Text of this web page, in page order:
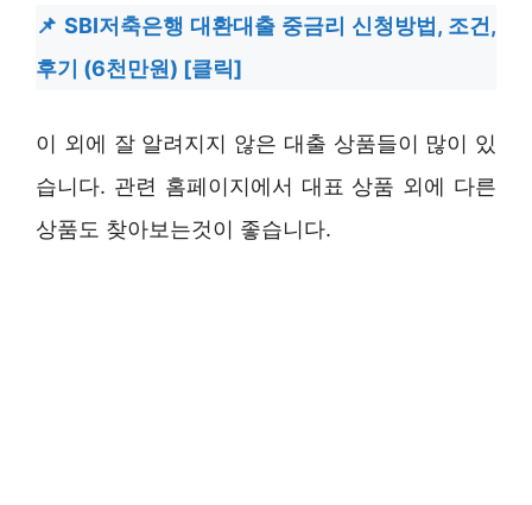
SBI저축은행 대환대출 중금리 신청방법, 조건,
후기 (6천만원) [클릭]
이 외에 잘 알려지지 않은 대출 상품들이 많이 있
습니다. 관련 홈페이지에서 대표 상품 외에 다른
상품도 찾아보는것이 좋습니다.